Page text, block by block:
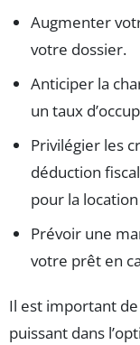
Augmenter
votre dossier.
Anticiper la
un taux
Privilégier les
déduction
pour la
Prévoir une
votre prêt en
Il est important
puissant dans